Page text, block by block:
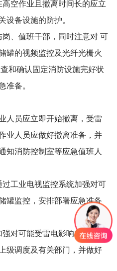
空作业且撤离时间长的应立
设备设施的防护。
、值班干部，同时注意对 可
罐的视频监控及光纤光栅火
和确认固定消防设施完好状
准备。
人员应立即开始撤离，受雷
业人员应做好撤离准备，并
知消防控制室等应急值班人
工业电视监控系统加强对可
罐监控，安排部署应急准备
对可能受雷电影响的重要 设
级调度及有关部门，并做好